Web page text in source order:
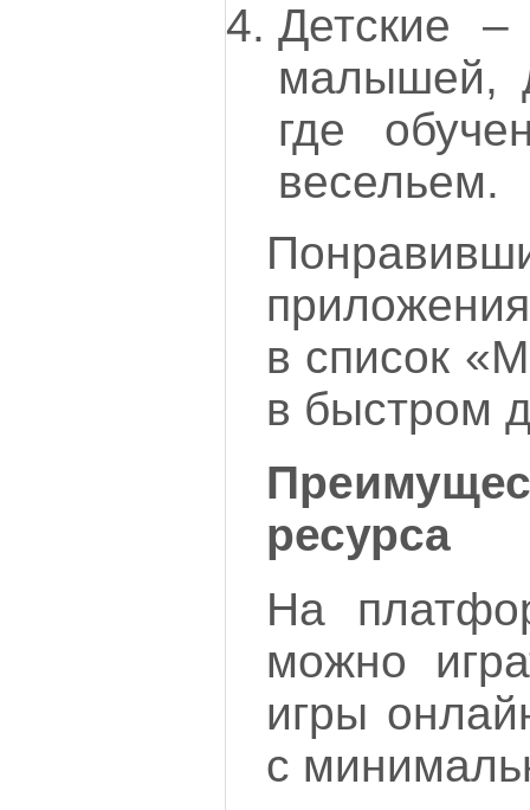
Детские –
малышей,
где
весельем.
в список
в быстром
ресурса
На
можно
игры
с